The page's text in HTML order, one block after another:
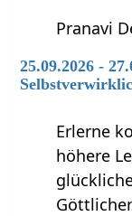
Pranavi
25.09.2026 -
Erlerne
höhere